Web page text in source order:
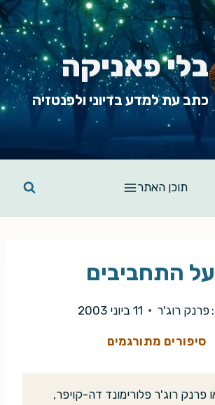
בלי פאניקה
כתב עת למדע בדיוני ולפנטזיה
תוכן האתר
התחביבים
פרנק רוג'ר 11 ביוני 2003
סיפורים מתורגמים
פרנק רוג'ר פלורימונד דה-קויפר,